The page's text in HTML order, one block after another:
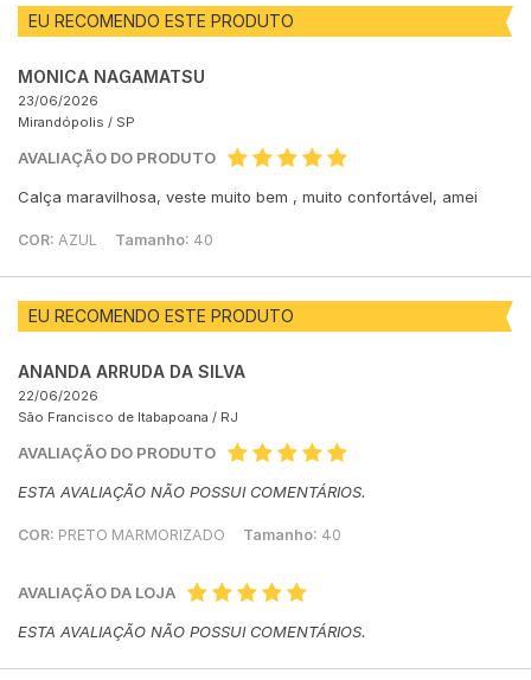
EU RECOMENDO ESTE PRODUTO
MONICA NAGAMATSU
23/06/2026
Mirandópolis / SP
AVALIAÇÃO DO PRODUTO
Calça maravilhosa, veste muito bem , muito confortável, amei
COR: AZUL Tamanho: 40
EU RECOMENDO ESTE PRODUTO
ANANDA ARRUDA DA SILVA
22/06/2026
São Francisco de Itabapoana / RJ
AVALIAÇÃO DO PRODUTO
ESTA AVALIAÇÃO NÃO POSSUI COMENTÁRIOS.
COR: PRETO MARMORIZADO Tamanho: 40
AVALIAÇÃO DA LOJA
ESTA AVALIAÇÃO NÃO POSSUI COMENTÁRIOS.